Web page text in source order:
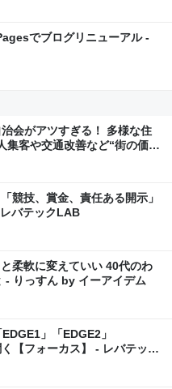
でブログリニューアル -
会がアツすぎる！ 多様な住
集客や交通改善など“街の価値
技、賞金、責任ある開示」
バテックLAB
柔軟に変えていい 40代のわ
- りっすん by イーアイデム
」「EDGE2」
【フォーカス】 - レバテック